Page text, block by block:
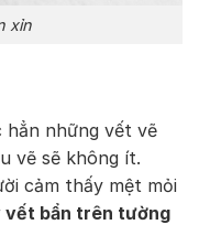
xỉn
những vết vẽ
vẽ sẽ không ít.
cảm thấy mệt mỏi
vết bẩn trên tường